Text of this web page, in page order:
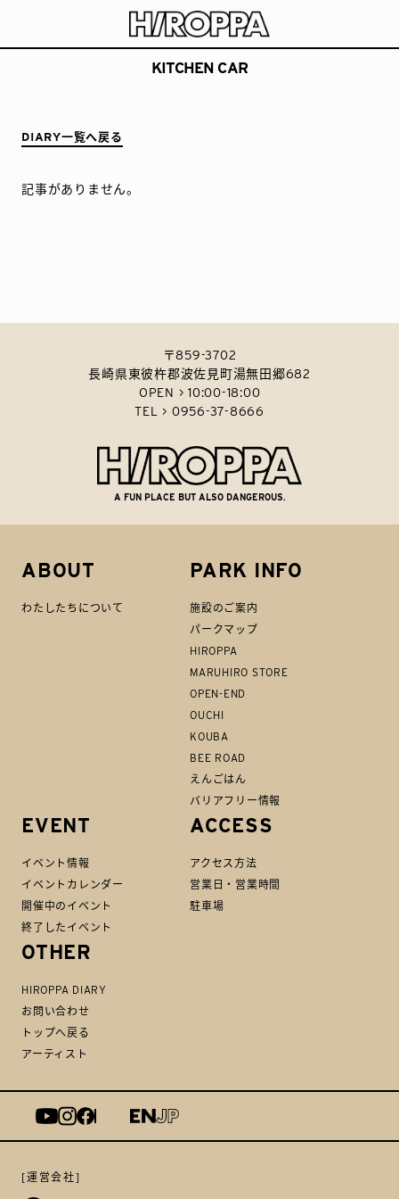
KITCHEN CAR
DIARY一覧へ戻る
記事がありません。
〒859-3702
長崎県東彼杵郡波佐見町湯無田郷682
OPEN > 10:00-18:00
TEL > 0956-37-8666
A FUN PLACE BUT ALSO DANGEROUS.
ABOUT
わたしたちについて
PARK INFO
施設のご案内
パークマップ
HIROPPA
MARUHIRO STORE
OPEN-END
OUCHI
KOUBA
BEE ROAD
えんごはん
バリアフリー情報
EVENT
イベント情報
イベントカレンダー
開催中のイベント
終了したイベント
ACCESS
アクセス方法
営業日・営業時間
駐車場
OTHER
HIROPPA DIARY
お問い合わせ
トップへ戻る
アーティスト
[運営会社]